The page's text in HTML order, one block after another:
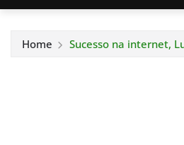
Home Sucesso na internet,